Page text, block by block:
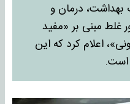
بهداشت، درمان و
غلط مبنی بر «مفید
اعلام کرد که این
است.